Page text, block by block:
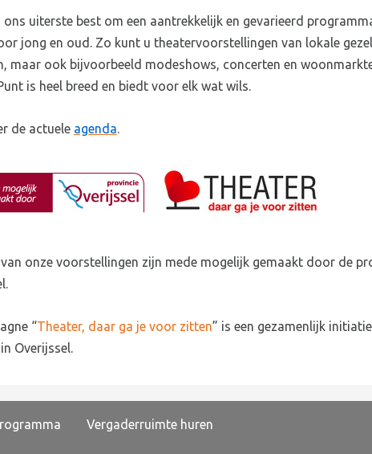
ons uiterste best om een aantrekkelijk en gevarieerd
jong en oud. Zo kunt u theatervoorstellingen van lokale
maar ook bijvoorbeeld modeshows, concerten en
is heel breed en biedt voor elk wat wils.
de actuele agenda.
van onze voorstellingen zijn mede mogelijk gemaakt door de
“Theater, daar ga je voor zitten” is een gezamenlijk
Overijssel.
Vergaderruimte huren